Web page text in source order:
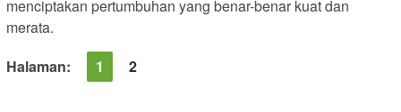
menciptakan pertumbuhan yang benar-benar kuat dan
merata.
Halaman:
1 2